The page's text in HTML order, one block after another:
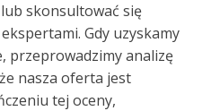
skonsultować się
Gdy uzyskamy
przeprowadzimy analizę
nasza oferta jest
tej oceny,